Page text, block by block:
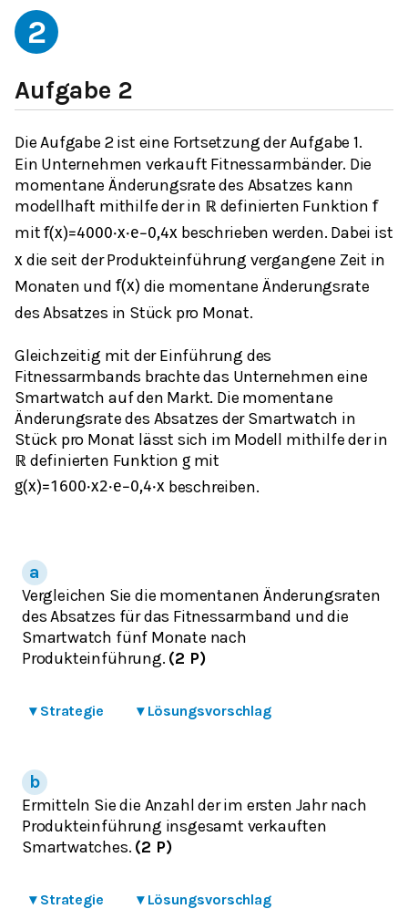
2
Aufgabe 2
Die Aufgabe 2 ist eine Fortsetzung der Aufgabe 1.
Ein Unternehmen verkauft Fitnessarmbänder. Die
momentane Änderungsrate des Absatzes kann
modellhaft mithilfe der in ℝ definierten Funktion f
mit f(x)=4000⋅x⋅e−0,4x beschrieben werden. Dabei ist
x die seit der Produkteinführung vergangene Zeit in
Monaten und f(x) die momentane Änderungsrate
des Absatzes in Stück pro Monat.
Gleichzeitig mit der Einführung des
Fitnessarmbands brachte das Unternehmen eine
Smartwatch auf den Markt. Die momentane
Änderungsrate des Absatzes der Smartwatch in
Stück pro Monat lässt sich im Modell mithilfe der in
ℝ definierten Funktion gmit
g(x)=1600⋅x2⋅e−0,4⋅x beschreiben.
Vergleichen Sie die momentanen Änderungsraten
des Absatzes für das Fitnessarmband und die
Smartwatch fünf Monate nach
Produkteinführung. (2 P)
▾ Strategie ▾ Lösungsvorschlag
Ermitteln Sie die Anzahl der im ersten Jahr nach
Produkteinführung insgesamt verkauften
Smartwatches. (2 P)
▾ Strategie ▾ Lösungsvorschlag